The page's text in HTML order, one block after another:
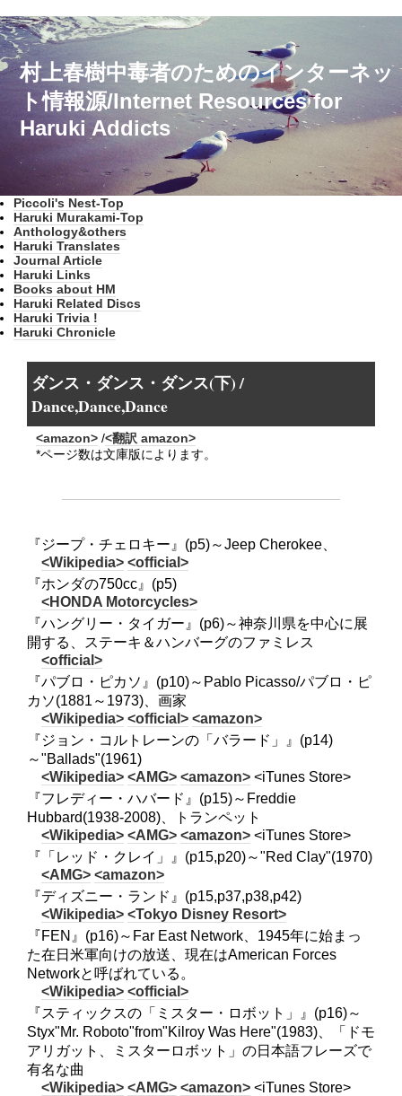
村上春樹中毒者のためのインターネッ
ト情報源/Internet Resources for
Haruki Addicts
Piccoli's Nest-Top
Haruki Murakami-Top
Anthology&others
Haruki Translates
Journal Article
Haruki Links
Books about HM
Haruki Related Discs
Haruki Trivia !
Haruki Chronicle
ダンス・ダンス・ダンス(下) /
Dance,Dance,Dance
<amazon> /<翻訳 amazon>
*ページ数は文庫版によります。
『ジープ・チェロキー』(p5)～Jeep Cherokee、
<Wikipedia> <official>
『ホンダの750cc』(p5)
<HONDA Motorcycles>
『ハングリー・タイガー』(p6)～神奈川県を中心に展
開する、ステーキ＆ハンバーグのファミレス
<official>
『パブロ・ピカソ』(p10)～Pablo Picasso/パブロ・ピ
カソ(1881～1973)、画家
<Wikipedia> <official> <amazon>
『ジョン・コルトレーンの「バラード」』(p14)
～"Ballads"(1961)
<Wikipedia> <AMG> <amazon> <iTunes Store>
『フレディー・ハバード』(p15)～Freddie
Hubbard(1938-2008)、トランペット
<Wikipedia> <AMG> <amazon> <iTunes Store>
『「レッド・クレイ」』(p15,p20)～"Red Clay"(1970)
<AMG> <amazon>
『ディズニー・ランド』(p15,p37,p38,p42)
<Wikipedia> <Tokyo Disney Resort>
『FEN』(p16)～Far East Network、1945年に始まっ
た在日米軍向けの放送、現在はAmerican Forces
Networkと呼ばれている。
<Wikipedia> <official>
『スティックスの「ミスター・ロボット」』(p16)～
Styx"Mr. Roboto"from"Kilroy Was Here"(1983)、「ドモ
アリガット、ミスターロボット」の日本語フレーズで
有名な曲
<Wikipedia> <AMG> <amazon> <iTunes Store>